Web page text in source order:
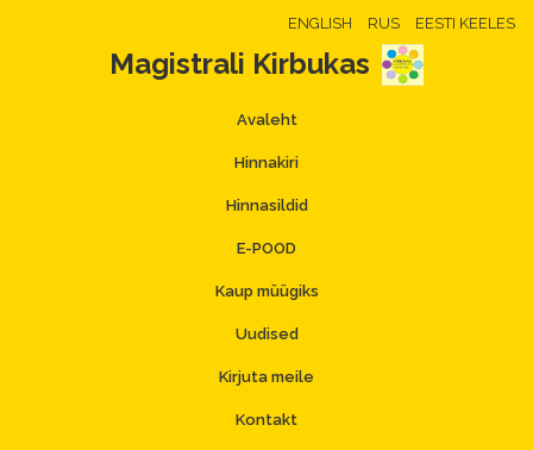
ENGLISH RUS EESTI KEELES
Magistrali Kirbukas
Avaleht
Hinnakiri
Hinnasildid
E-POOD
Kaup müügiks
Uudised
Kirjuta meile
Kontakt